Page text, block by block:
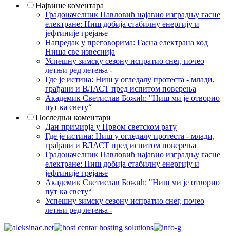
Највише коментара
Градоначелник Павловић најавио изградњу гасне
електране: Ниш добија стабилну енергију и
јефтиније грејање
Напредак у преговорима: Гасна електрана код
Ниша све извеснија
Успешну зимску сезону испратио снег, почео
летњи ред летења -
Где је истина: Ниш у огледалу протеста - млади,
грађани и ВЛАСТ пред испитом поверења
Академик Светислав Божић: "Ниш ми је отворио
пут ка свету“
Последњи коментари
Дан примирја у Првом светском рату
Где је истина: Ниш у огледалу протеста - млади,
грађани и ВЛАСТ пред испитом поверења
Градоначелник Павловић најавио изградњу гасне
електране: Ниш добија стабилну енергију и
јефтиније грејање
Академик Светислав Божић: "Ниш ми је отворио
пут ка свету“
Успешну зимску сезону испратио снег, почео
летњи ред летења -